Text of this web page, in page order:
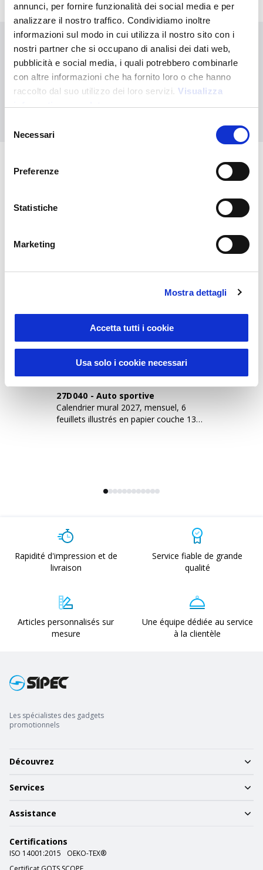
annunci, per fornire funzionalità dei social media e per
analizzare il nostro traffico. Condividiamo inoltre
informazioni sul modo in cui utilizza il nostro sito con i
nostri partner che si occupano di analisi dei dati web,
pubblicità e social media, i quali potrebbero combinarle
con altre informazioni che ha fornito loro o che hanno
raccolto dal suo utilizzo dei loro servizi. Visualizza
informativa completa
delNecessari
Preferenze
Statistiche
Marketing
Mostra dettagli
Accetta tutti i cookie
Usa solo i cookie necessari
Vous n'avez pas trouvé ce que vous cherchiez ?
Contactez-nous pour obtenir de l'aide ou demandez votre
commande personnalisée
Nous contacter
Vous pourriez également être
27D040 - Auto sportive
Calendrier mural 2027, mensuel, 6
feuillets illustrés en papier couche 130
Rapidité d'impression et de
livraison
Service fiable de grande
qualité
Articles personnalisés sur
mesure
Une équipe dédiée au service
à la clientèle
Les spécialistes des gadgets
promotionnels
Découvrez
Services
Assistance
Certifications
ISO 14001:2015
OEKO-TEX®